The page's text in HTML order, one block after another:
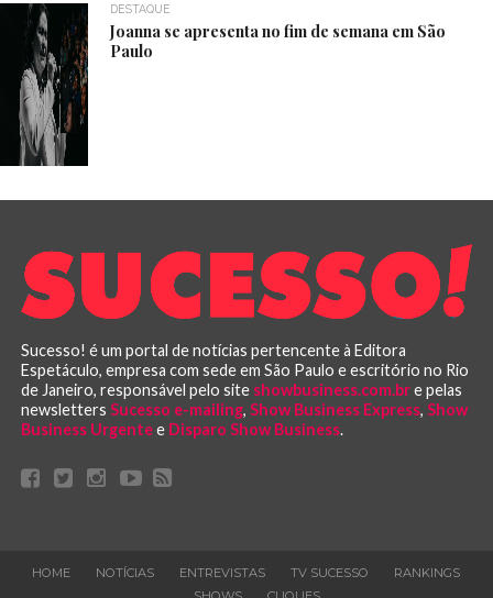
DESTAQUE
Joanna se apresenta no fim de semana em São
Paulo
Sucesso! é um portal de notícias pertencente à Editora
Espetáculo, empresa com sede em São Paulo e escritório no Rio
de Janeiro, responsável pelo site showbusiness.com.bre pelas
newsletters Sucesso e-mailing, Show Business Express, Show
Business Urgentee Disparo Show Business.
HOME NOTÍCIAS ENTREVISTAS TV SUCESSO
RANKINGS